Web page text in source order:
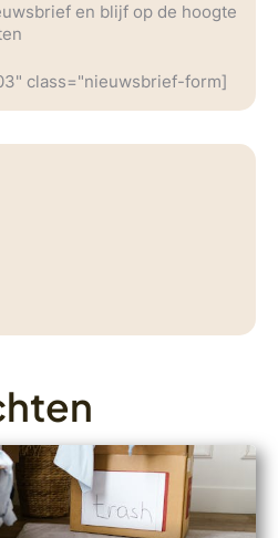
en blijf op de hoogte
class="nieuwsbrief-form]